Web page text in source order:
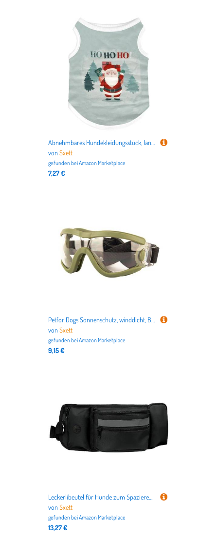
Abnehmbares Hundekleidungsstück, langlebig, Hundekleidung, Neuheit, Make-up-Kleidung für Besitzer, einfach zu tragende Kleidung
vonSxett
gefunden beiAmazon Marketplace
7,27 €
Petfor Dogs Sonnenschutz, winddicht, Brille für lange Hunde, mit elastischem Riemen
vonSxett
gefunden beiAmazon Marketplace
9,15 €
Leckerlibeutel für Hunde zum Spazierengehen, mit verstecktem Wasserflaschenhalter, Welpen-Trainingstasche, Haustier-Leckerli-Outdoor-Haustierzubehör
vonSxett
gefunden beiAmazon Marketplace
13,27 €